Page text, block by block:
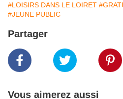
#LOISIRS DANS LE LOIRET
#JEUNE PUBLIC
Partager
Vous aimerez aussi